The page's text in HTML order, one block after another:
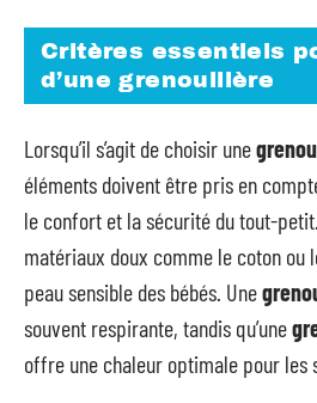
Critères essentiels
d’une grenouillère
Lorsqu’il s’agit de choisir une
éléments doivent être pris en
le confort et la sécurité du tout-
matériaux doux comme le coton ou
peau sensible des bébés. Une
souvent respirante, tandis qu’une
offre une chaleur optimale pour les